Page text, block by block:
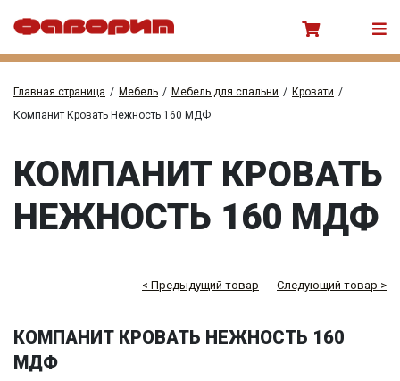
Главная страница / Мебель / Мебель для спальни / Кровати /
Компанит Кровать Нежность 160 МДФ
КОМПАНИТ КРОВАТЬ
НЕЖНОСТЬ 160 МДФ
< Предыдущий товар Следующий товар >
КОМПАНИТ КРОВАТЬ НЕЖНОСТЬ 160
МДФ